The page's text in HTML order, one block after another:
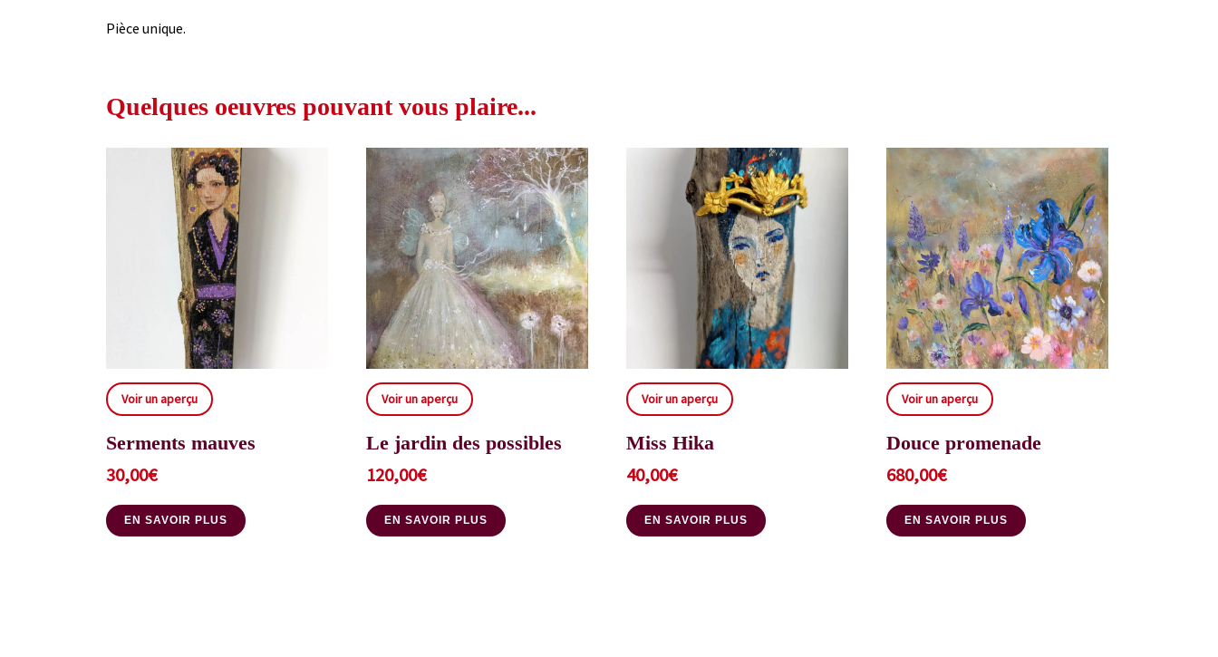
Pièce unique.
Quelques oeuvres pouvant vous plaire...
Voir un aperçu
Serments mauves
30,00€
EN SAVOIR PLUS
Voir un aperçu
Le jardin des possibles
120,00€
EN SAVOIR PLUS
Voir un aperçu
Miss Hika
40,00€
EN SAVOIR PLUS
Voir un aperçu
Douce promenade
680,00€
EN SAVOIR PLUS